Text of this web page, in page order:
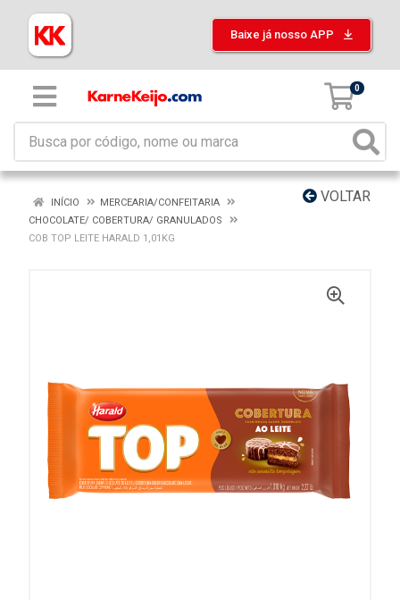
Baixe já nosso APP
0
VOLTAR
INÍCIO
MERCEARIA/CONFEITARIA
CHOCOLATE/ COBERTURA/ GRANULADOS
COB TOP LEITE HARALD 1,01KG